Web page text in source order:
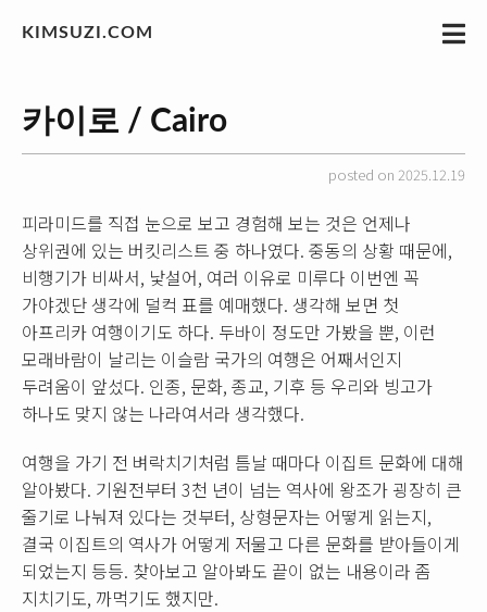
KIMSUZI.COM
카이로 / Cairo
posted on 2025.12.19
피라미드를 직접 눈으로 보고 경험해 보는 것은 언제나
상위권에 있는 버킷리스트 중 하나였다. 중동의 상황 때문에,
비행기가 비싸서, 낯설어, 여러 이유로 미루다 이번엔 꼭
가야겠단 생각에 덜컥 표를 예매했다. 생각해 보면 첫
아프리카 여행이기도 하다. 두바이 정도만 가봤을 뿐, 이런
모래바람이 날리는 이슬람 국가의 여행은 어째서인지
두려움이 앞섰다. 인종, 문화, 종교, 기후 등 우리와 빙고가
하나도 맞지 않는 나라여서라 생각했다.
여행을 가기 전 벼락치기처럼 틈날 때마다 이집트 문화에 대해
알아봤다. 기원전부터 3천 년이 넘는 역사에 왕조가 굉장히 큰
줄기로 나눠져 있다는 것부터, 상형문자는 어떻게 읽는지,
결국 이집트의 역사가 어떻게 저물고 다른 문화를 받아들이게
되었는지 등등. 찾아보고 알아봐도 끝이 없는 내용이라 좀
지치기도, 까먹기도 했지만.